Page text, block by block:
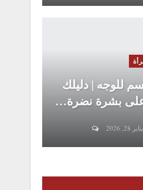
للوجه | دليلك
بشرة نضرة…
يناير 28, 2026